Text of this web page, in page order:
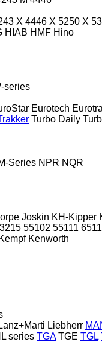
X 4446 X 5250 X
HIAB HMF Hino
series
Eurotech
Turbo Daily
Series NPR NQR
Joskin KH-Kipper
55102 55111
Kempf Kenworth
Lanz+Marti Liebherr
series TGA TGE TGL